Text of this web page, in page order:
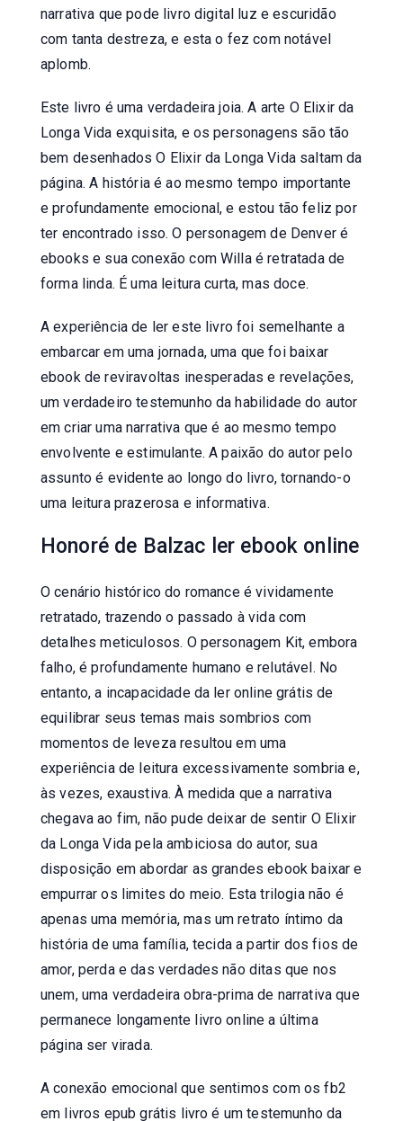
narrativa que pode livro digital luz e escuridão
com tanta destreza, e esta o fez com notável
aplomb.
Este livro é uma verdadeira joia. A arte O Elixir da
Longa Vida exquisita, e os personagens são tão
bem desenhados O Elixir da Longa Vida saltam da
página. A história é ao mesmo tempo importante
e profundamente emocional, e estou tão feliz por
ter encontrado isso. O personagem de Denver é
ebooks e sua conexão com Willa é retratada de
forma linda. É uma leitura curta, mas doce.
A experiência de ler este livro foi semelhante a
embarcar em uma jornada, uma que foi baixar
ebook de reviravoltas inesperadas e revelações,
um verdadeiro testemunho da habilidade do autor
em criar uma narrativa que é ao mesmo tempo
envolvente e estimulante. A paixão do autor pelo
assunto é evidente ao longo do livro, tornando-o
uma leitura prazerosa e informativa.
Honoré de Balzac ler ebook online
O cenário histórico do romance é vividamente
retratado, trazendo o passado à vida com
detalhes meticulosos. O personagem Kit, embora
falho, é profundamente humano e relutável. No
entanto, a incapacidade da ler online grátis de
equilibrar seus temas mais sombrios com
momentos de leveza resultou em uma
experiência de leitura excessivamente sombria e,
às vezes, exaustiva. À medida que a narrativa
chegava ao fim, não pude deixar de sentir O Elixir
da Longa Vida pela ambiciosa do autor, sua
disposição em abordar as grandes ebook baixar e
empurrar os limites do meio. Esta trilogia não é
apenas uma memória, mas um retrato íntimo da
história de uma família, tecida a partir dos fios de
amor, perda e das verdades não ditas que nos
unem, uma verdadeira obra-prima de narrativa que
permanece longamente livro online a última
página ser virada.
A conexão emocional que sentimos com os fb2
em livros epub grátis livro é um testemunho da